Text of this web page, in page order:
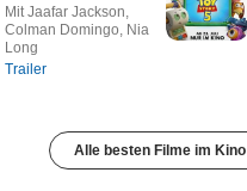
Mit Jaafar Jackson,
Colman Domingo, Nia
Long
Trailer
Alle besten Filme im Kino